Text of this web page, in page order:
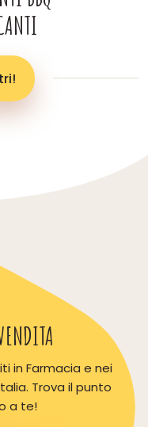
in Farmacia e nei
Trova il punto
a te!